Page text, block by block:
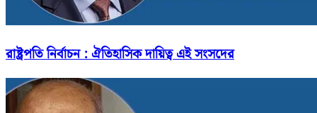
রাষ্ট্রপতি নির্বাচন : ঐতিহাসিক দায়িত্ব এই সংসদের